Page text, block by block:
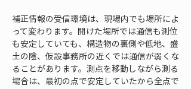
補正情報の受信環境は、現場内でも場所によ
って変わります。開けた場所では通信も測位
も安定していても、構造物の裏側や低地、盛
土の陰、仮設事務所の近くでは通信が弱くな
ることがあります。測点を移動しながら測る
場合は、最初の点で安定していたから全点で